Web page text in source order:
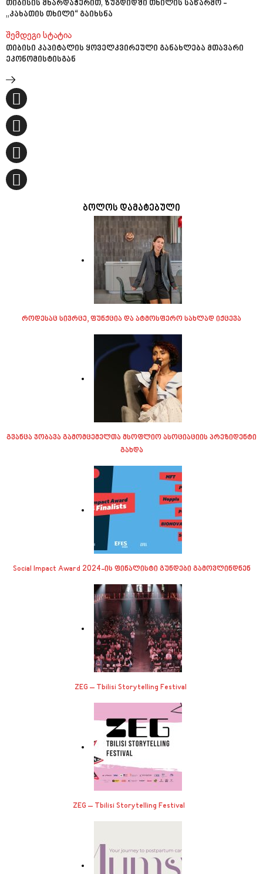
თიბისის მხარდაჭერით, ზუგდიდში თხილის საწარმო -
„კახათის თხილი“ გაიხსნა
შემდეგი სტატია
თიბისი კაპიტალის ყოველკვირეული განახლება მთავარი
ეკონომისტისგან
ბოლოს დამატებული
როდესაც სივრცე, ფუნქცია და ატმოსფერო სახლად იქცევა
გვანცა ჯობავა გამომცემელთა მსოფლიო ასოციაციის პრეზიდენტი
გახდა
Social Impact Award 2024-ის ფინალისტი გუნდები გამოვლინდნენ
ZEG – Tbilisi Storytelling Festival
ZEG – Tbilisi Storytelling Festival